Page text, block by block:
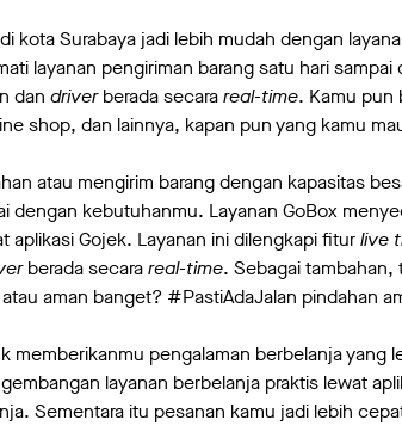
kota Surabaya jadi lebih mudah dengan
layanan pengiriman barang satu hari
dan driverberada secarareal-time. Kamu pun
shop, dan lainnya, kapan pun yang kamu
atau mengirim barang dengan kapasitas
dengan kebutuhanmu. Layanan GoBox
aplikasi Gojek. Layanan ini dilengkapi fiturlive
berada secarareal-time. Sebagai tambahan,
aman banget? #PastiAdaJalan pindahan
memberikanmu pengalaman berbelanja yang
layanan berbelanja praktis lewat
Sementara itu pesanan kamu jadi lebih